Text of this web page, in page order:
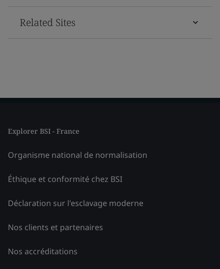
Related Sites
Explorer BSI - France
Organisme national de normalisation
Éthique et conformité chez BSI
Déclaration sur l'esclavage moderne
Nos clients et partenaires
Nos accréditations